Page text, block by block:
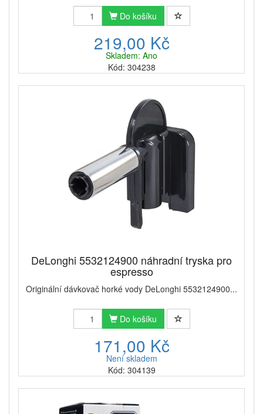
Do košíku
219,00 Kč
Skladem: Ano
Kód: 304238
DeLonghi 5532124900 náhradní tryska pro
espresso
Originální dávkovač horké vody DeLonghi 5532124900...
Do košíku
171,00 Kč
Není skladem
Kód: 304139